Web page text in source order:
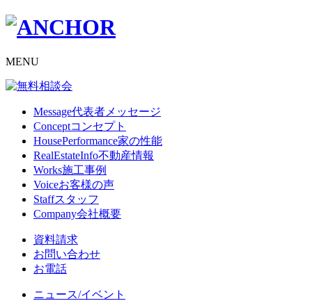
MENU
Message代表者メッセージ
Conceptコンセプト
HousePerformance家の性能
RealEstateInfo不動産情報
Works施工事例
Voiceお客様の声
Staffスタッフ
Company会社概要
資料請求
お問い合わせ
お電話
ニュース/イベント